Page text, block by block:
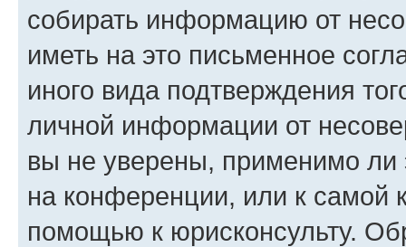
собирать информацию от
иметь на это письменное
иного вида подтверждения
личной информации от
вы не уверены, применимо ли
на конференции, или к самой
помощью к юрисконсульту.